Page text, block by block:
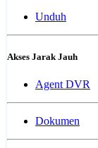
Unduh
Akses Jarak Jauh
Agent DVR
Dokumen